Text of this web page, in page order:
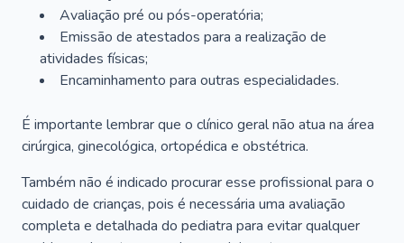
Avaliação pré ou pós-operatória;
Emissão de atestados para a realização de
atividades físicas;
Encaminhamento para outras especialidades.
É importante lembrar que o clínico geral não atua na área
cirúrgica, ginecológica, ortopédica e obstétrica.
Também não é indicado procurar esse profissional para o
cuidado de crianças, pois é necessária uma avaliação
completa e detalhada do pediatra para evitar qualquer